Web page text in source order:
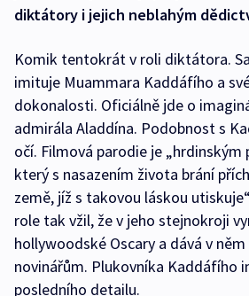
diktátory i jejich neblahým
Komik tentokrát v roli diktátora.
imituje Muammara Kaddáfího a
dokonalosti. Oficiálně jde o
admirála Aladdína. Podobnost s
očí. Filmová parodie je
který s nasazením života brání
země, jíž s takovou láskou
role tak vžil, že v jeho stejnokroji
hollywoodské Oscary a dává v
novinářům. Plukovníka Kaddáfího
posledního detailu.